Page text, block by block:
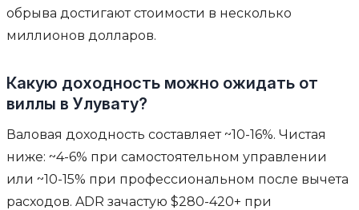
обрыва достигают стоимости в несколько
миллионов долларов.
Какую доходность можно ожидать от
виллы в Улувату?
Валовая доходность составляет ~10-16%. Чистая
ниже: ~4-6% при самостоятельном управлении
или ~10-15% при профессиональном после вычета
расходов. ADR зачастую $280-420+ при